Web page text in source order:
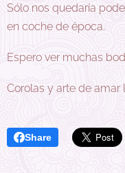
Sólo nos quedaría
en coche de época.
Espero ver muchas
Corolas y arte de amar
Share